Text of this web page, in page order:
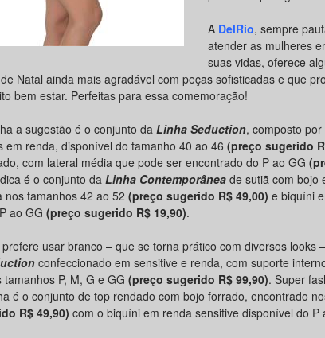
A DelRio, sempre
atender as mulheres
suas vidas, oferece
Natal ainda mais agradável com peças sofisticadas e que
bem estar. Perfeitas para essa comemoração!
a sugestão é o conjunto da Linha Seduction, composto
em renda, disponível do tamanho 40 ao 46 (preço sugerido
com lateral média que pode ser encontrado do P ao GG
é o conjunto daLinha Contemporânea de sutiã com bojo
nos tamanhos 42 ao 52 (preço sugerido R$ 49,00) e biquíni
ao GG (preço sugerido R$ 19,90).
usar branco – que se torna prático com diversos looks
confeccionado em sensitive e renda, com suporte
P, M, G e GG (preço sugerido R$ 99,90). Super
é o conjunto de top rendado com bojo forrado, encontrado
R$ 49,90) com o biquíni em renda sensitive disponível do P